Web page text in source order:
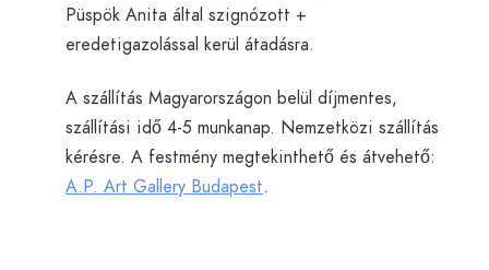
Püspök Anita által szignózott +
eredetigazolással kerül átadásra.
A szállítás Magyarországon belül díjmentes,
szállítási idő 4-5 munkanap. Nemzetközi szállítás
kérésre. A festmény megtekinthető és átvehető:
A.P. Art Gallery Budapest.